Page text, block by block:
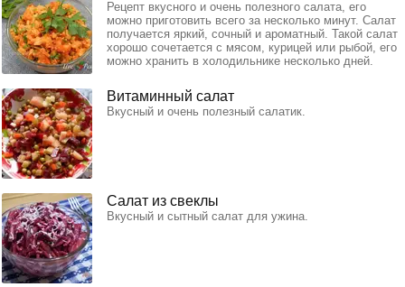
Рецепт вкусного и очень полезного салата, его
можно приготовить всего за несколько минут. Салат
получается яркий, сочный и ароматный. Такой салат
хорошо сочетается с мясом, курицей или рыбой, его
можно хранить в холодильнике несколько дней.
Витаминный салат
Вкусный и очень полезный салатик.
Салат из свеклы
Вкусный и сытный салат для ужина.